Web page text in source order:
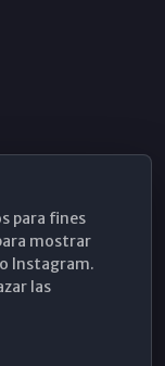
para fines
mostrar
Instagram.
las